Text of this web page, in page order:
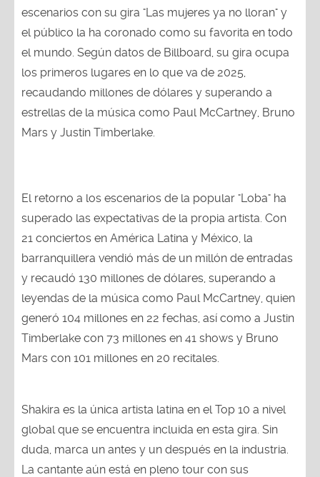
escenarios con su gira "Las mujeres ya no lloran" y
el público la ha coronado como su favorita en todo
el mundo. Según datos de Billboard, su gira ocupa
los primeros lugares en lo que va de 2025,
recaudando millones de dólares y superando a
estrellas de la música como Paul McCartney, Bruno
Mars y Justin Timberlake.
El retorno a los escenarios de la popular "Loba" ha
superado las expectativas de la propia artista. Con
21 conciertos en América Latina y México, la
barranquillera vendió más de un millón de entradas
y recaudó 130 millones de dólares, superando a
leyendas de la música como Paul McCartney, quien
generó 104 millones en 22 fechas, así como a Justin
Timberlake con 73 millones en 41 shows y Bruno
Mars con 101 millones en 20 recitales.
Shakira es la única artista latina en el Top 10 a nivel
global que se encuentra incluida en esta gira. Sin
duda, marca un antes y un después en la industria.
La cantante aún está en pleno tour con sus